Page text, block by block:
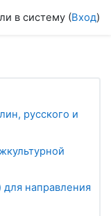
в систему (Вход)
русского и
направления